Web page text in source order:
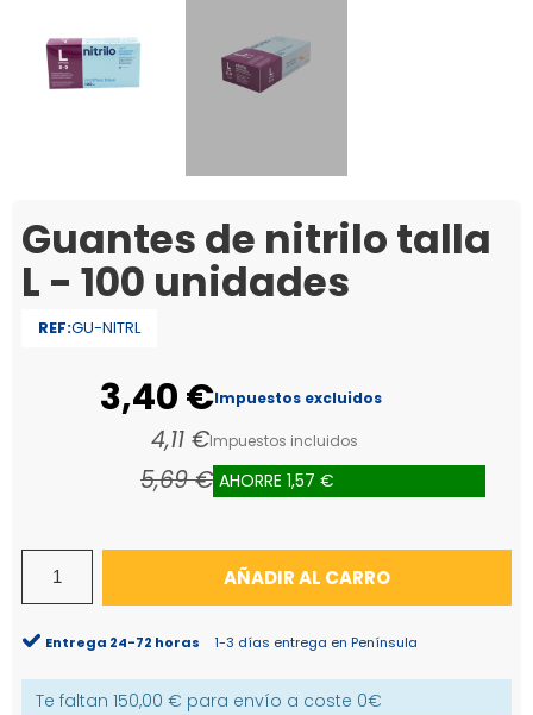
Guantes de nitrilo talla
L - 100 unidades
REF:GU-NITRL
3,40 €Impuestos excluidos
4,11 €Impuestos incluidos
5,69 € AHORRE 1,57 €
AÑADIR AL CARRO
Entrega 24-72 horas 1-3 días entrega en Península
Te faltan 150,00 € para envío a coste 0€